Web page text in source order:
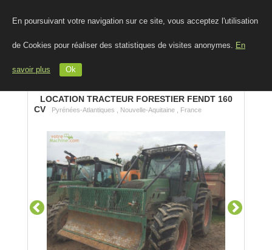
En poursuivant votre navigation sur ce site, vous acceptez l'utilisation
de Cookies pour réaliser des statistiques de visites anonymes. En
savoir plus Ok
LOCATION TRACTEUR FORESTIER FENDT 160
CV
Pyrénées-Atlantiques , Nouvelle-Aquitaine , France